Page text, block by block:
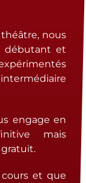
nous
débutant et
engage en
mais
gratuit.
et que